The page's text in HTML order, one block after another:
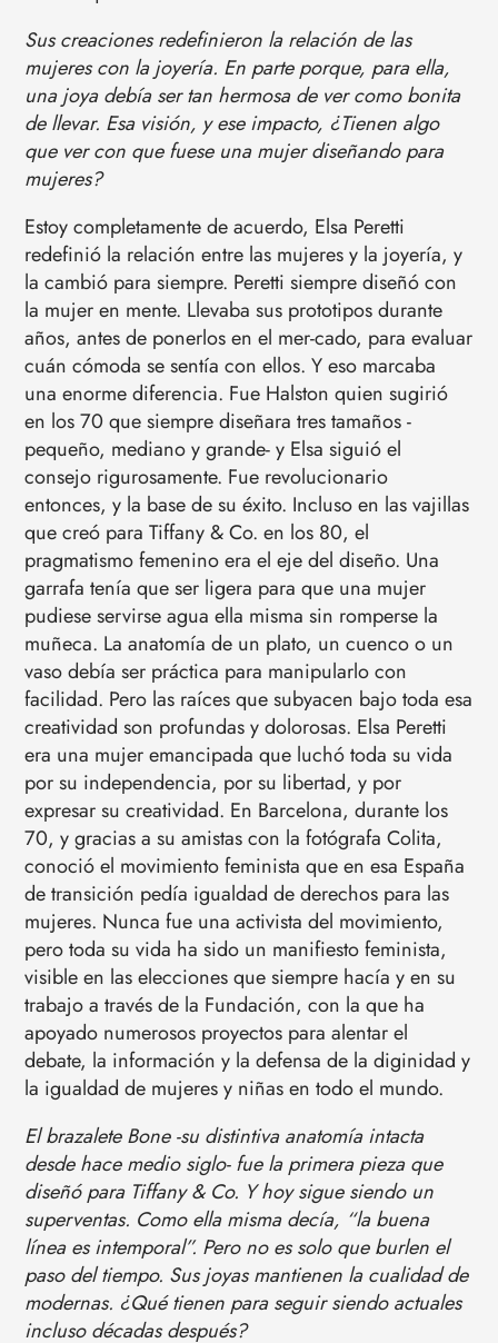
Sus creaciones redefinieron la relación de las
mujeres con la joyería. En parte porque, para ella,
una joya debía ser tan hermosa de ver como bonita
de llevar. Esa visión, y ese impacto, ¿Tienen algo
que ver con que fuese una mujer diseñando para
mujeres?
Estoy completamente de acuerdo, Elsa Peretti
redefinió la relación entre las mujeres y la joyería, y
la cambió para siempre. Peretti siempre diseñó con
la mujer en mente. Llevaba sus prototipos durante
años, antes de ponerlos en el mer-cado, para evaluar
cuán cómoda se sentía con ellos. Y eso marcaba
una enorme diferencia. Fue Halston quien sugirió
en los 70 que siempre diseñara tres tamaños -
pequeño, mediano y grande- y Elsa siguió el
consejo rigurosamente. Fue revolucionario
entonces, y la base de su éxito. Incluso en las vajillas
que creó para Tiffany & Co. en los 80, el
pragmatismo femenino era el eje del diseño. Una
garrafa tenía que ser ligera para que una mujer
pudiese servirse agua ella misma sin romperse la
muñeca. La anatomía de un plato, un cuenco o un
vaso debía ser práctica para manipularlo con
facilidad. Pero las raíces que subyacen bajo toda esa
creatividad son profundas y dolorosas. Elsa Peretti
era una mujer emancipada que luchó toda su vida
por su independencia, por su libertad, y por
expresar su creatividad. En Barcelona, durante los
70, y gracias a su amistas con la fotógrafa Colita,
conoció el movimiento feminista que en esa España
de transición pedía igualdad de derechos para las
mujeres. Nunca fue una activista del movimiento,
pero toda su vida ha sido un manifiesto feminista,
visible en las elecciones que siempre hacía y en su
trabajo a través de la Fundación, con la que ha
apoyado numerosos proyectos para alentar el
debate, la información y la defensa de la diginidad y
la igualdad de mujeres y niñas en todo el mundo.
El brazalete Bone -su distintiva anatomía intacta
desde hace medio siglo- fue la primera pieza que
diseñó para Tiffany & Co. Y hoy sigue siendo un
superventas. Como ella misma decía, “la buena
línea es intemporal”. Pero no es solo que burlen el
paso del tiempo. Sus joyas mantienen la cualidad de
modernas. ¿Qué tienen para seguir siendo actuales
incluso décadas después?